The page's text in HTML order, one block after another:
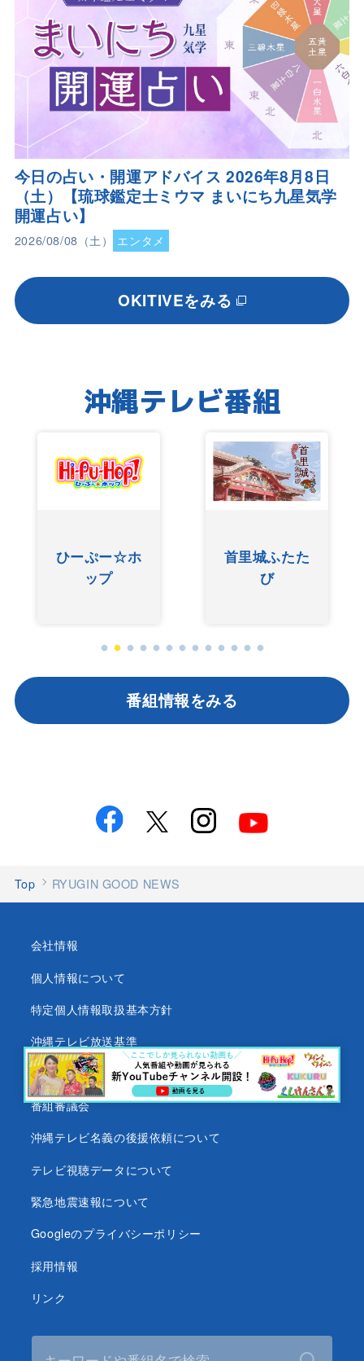
今日の占い・開運アドバイス 2026年8月8日
（土）【琉球鑑定士ミウマ まいにち九星気学
開運占い】
2026/08/08（土） エンタメ
OKITIVEをみる
沖縄テレビ番組
ひーぷー☆ホ
ップ
首里城ふたた
び
番組情報をみる
Top RYUGIN GOOD NEWS
会社情報
個人情報について
特定個人情報取扱基本方針
沖縄テレビ放送基準
沖縄県内放送局一覧
番組審議会
沖縄テレビ名義の後援依頼について
テレビ視聴データについて
緊急地震速報について
Googleのプライバシーポリシー
採用情報
リンク